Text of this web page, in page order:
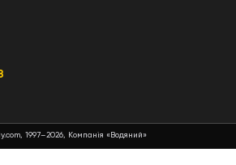
1997–2026, Компанія «Водяний»